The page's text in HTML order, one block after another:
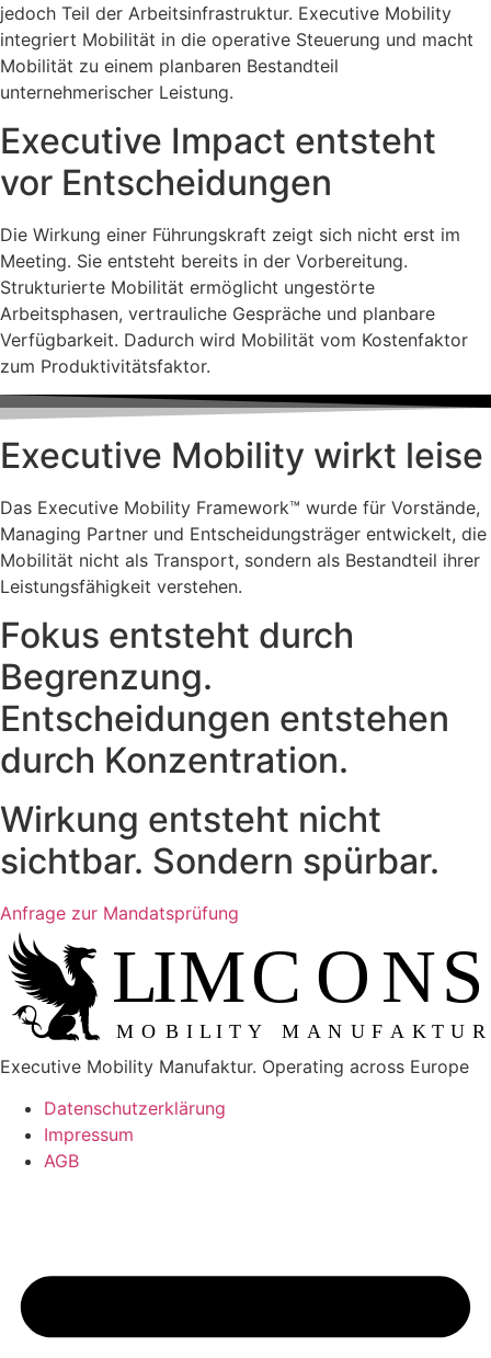
jedoch Teil der Arbeitsinfrastruktur. Executive Mobility
integriert Mobilität in die operative Steuerung und macht
Mobilität zu einem planbaren Bestandteil
unternehmerischer Leistung.
Executive Impact entsteht
vor Entscheidungen
Die Wirkung einer Führungskraft zeigt sich nicht erst im
Meeting. Sie entsteht bereits in der Vorbereitung.
Strukturierte Mobilität ermöglicht ungestörte
Arbeitsphasen, vertrauliche Gespräche und planbare
Verfügbarkeit. Dadurch wird Mobilität vom Kostenfaktor
zum Produktivitätsfaktor.
Executive Mobility wirkt leise
Das Executive Mobility Framework™ wurde für Vorstände,
Managing Partner und Entscheidungsträger entwickelt, die
Mobilität nicht als Transport, sondern als Bestandteil ihrer
Leistungsfähigkeit verstehen.
Fokus entsteht durch
Begrenzung.
Entscheidungen entstehen
durch Konzentration.
Wirkung entsteht nicht
sichtbar. Sondern spürbar.
Anfrage zur Mandatsprüfung
L IMCONS
M OBILITY MANUFAKTUR
Executive Mobility Manufaktur. Operating across Europe
Datenschutzerklärung
Impressum
AGB